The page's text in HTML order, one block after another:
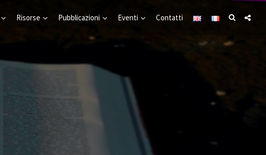
Risorse Pubblicazioni Eventi Contatti